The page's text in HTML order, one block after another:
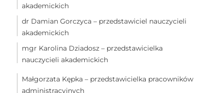
akademickich
dr Damian Gorczyca – przedstawiciel nauczycieli
akademickich
mgr Karolina Dziadosz – przedstawicielka
nauczycieli akademickich
Małgorzata Kępka – przedstawicielka pracowników
administracyjnych